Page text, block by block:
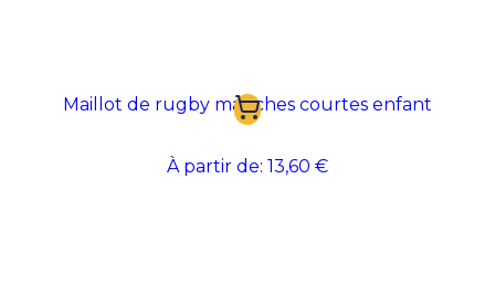
Maillot de rugby manches courtes enfant
À partir de: 13,60 €